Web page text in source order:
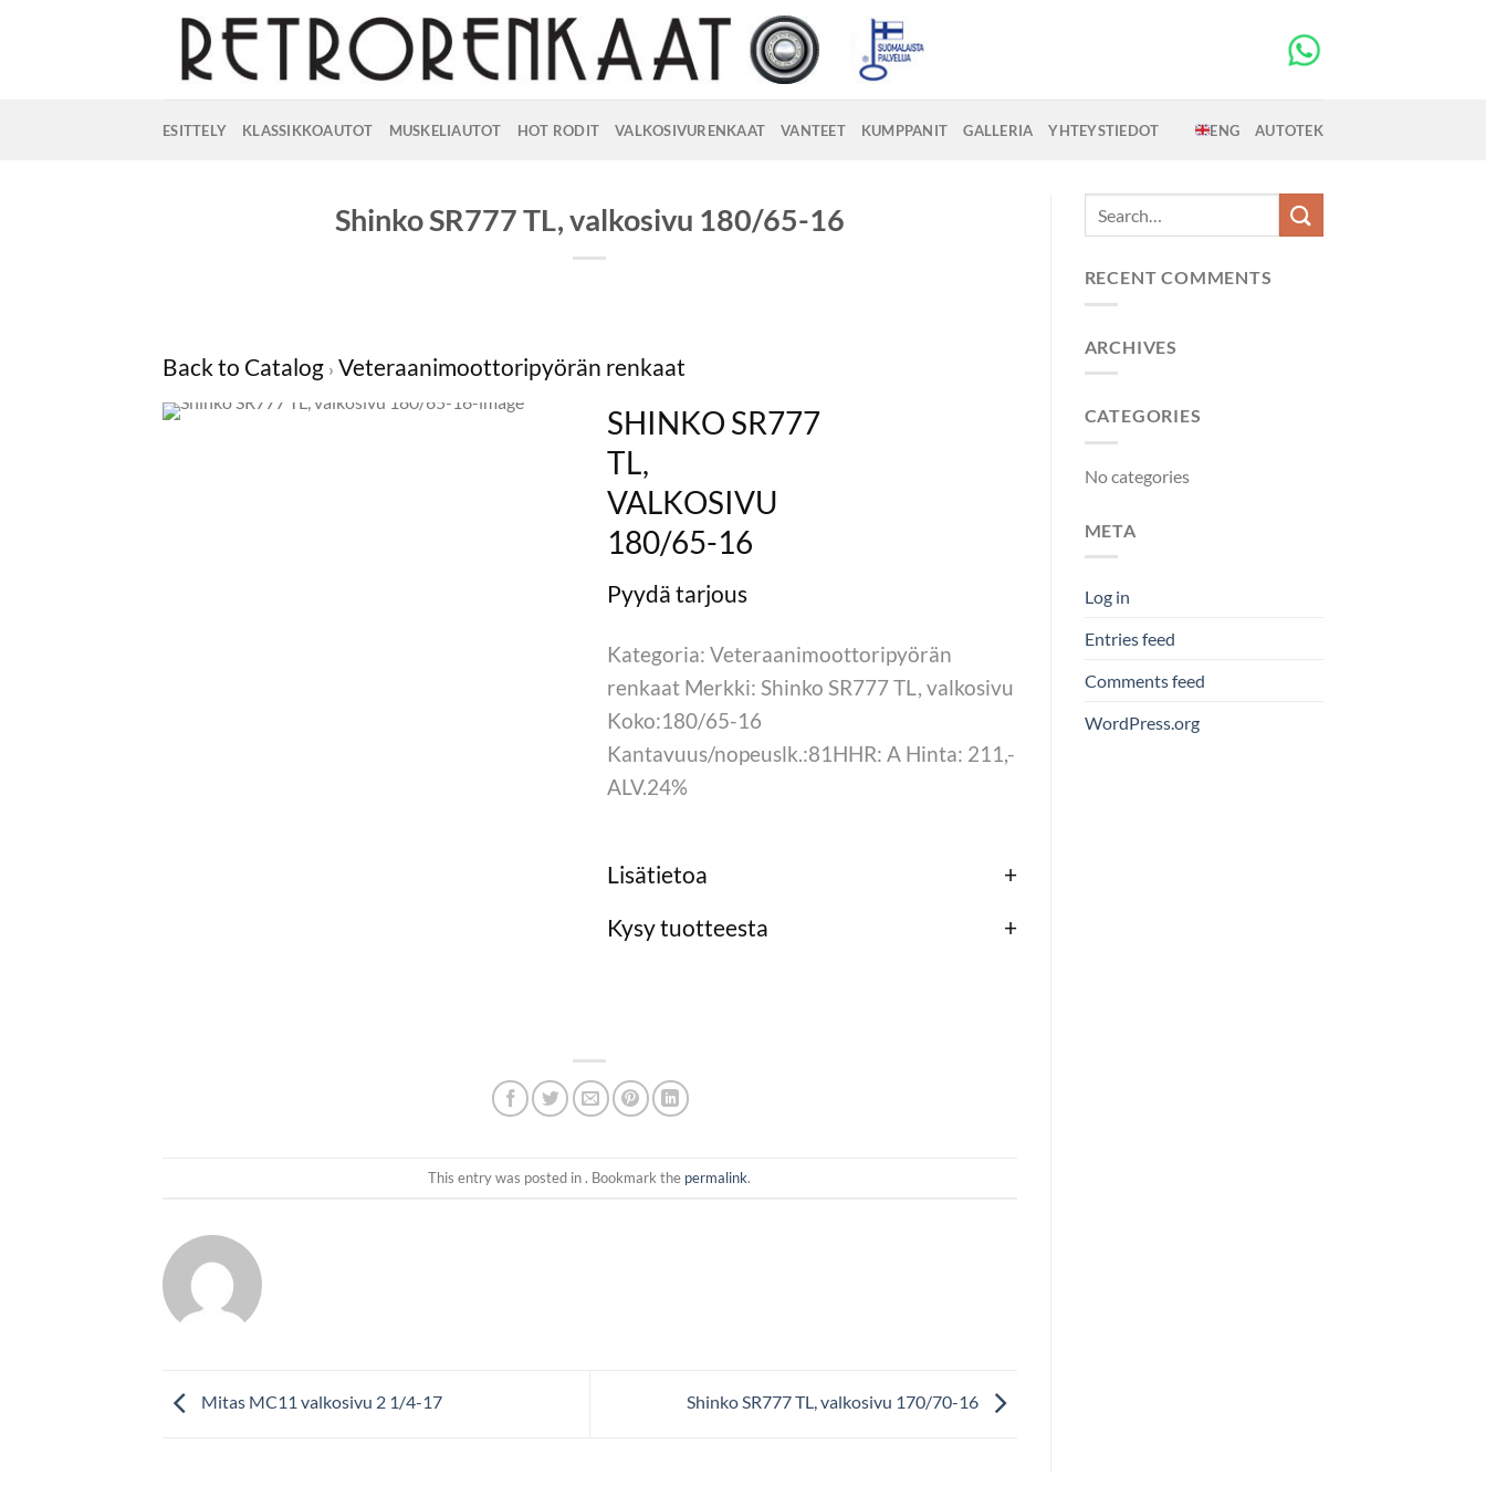
ESITTELY KLASSIKKOAUTOT MUSKELIAUTOT HOT RODIT VALKOSIVURENKAAT VANTEET KUMPPANIT GALLERIA YHTEYSTIEDOT ENG AUTOTEK
Shinko SR777 TL, valkosivu 180/65-16
Back to Catalog Veteraanimoottoripyörän renkaat
SHINKO SR777
TL,
VALKOSIVU
180/65-16
Kategoria: Veteraanimoottoripyörän
renkaat Merkki: Shinko SR777 TL, valkosivu
Koko:180/65-16
Kantavuus/nopeuslk.:81HHR: A Hinta: 211,-
ALV.24%
Lisätietoa
Kysy tuotteesta
This entry was posted in . Bookmark the permalink.
Mitas MC11 valkosivu 2 1/4-17 Shinko SR777 TL, valkosivu 170/70-16
RECENT COMMENTS
ARCHIVES
CATEGORIES
No categories
META
Log in
Entries feed
Comments feed
WordPress.org